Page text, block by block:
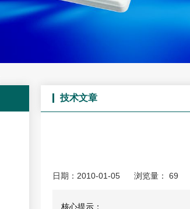
技术文章
日期：2010-01-05 浏览量： 69
核心提示：